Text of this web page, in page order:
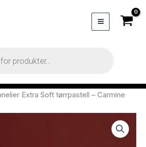
Extra Soft tørrpastell – Carmine